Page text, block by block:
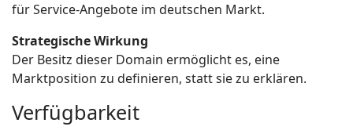
für Service-Angebote im deutschen Markt.
Strategische Wirkung
Der Besitz dieser Domain ermöglicht es, eine
Marktposition zu definieren, statt sie zu erklären.
Verfügbarkeit